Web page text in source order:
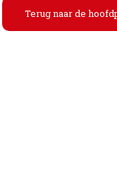
Terug naar de